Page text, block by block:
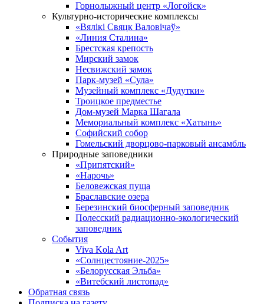
Горнолыжный центр «Логойск»
Культурно-исторические комплексы
«Вялікі Свяцк Валовічаў»
«Линия Сталина»
Брестская крепость
Мирский замок
Несвижский замок
Парк-музей «Сула»
Музейный комплекс «Дудутки»
Троицкое предместье
Дом-музей Марка Шагала
Мемориальный комплекс «Хатынь»
Софийский собор
Гомельский дворцово-парковый ансамбль
Природные заповедники
«Припятский»
«Нарочь»
Беловежская пуща
Браславские озера
Березинский биосферный заповедник
Полесский радиационно-экологический
заповедник
События
Viva Kola Art
«Солнцестояние-2025»
«Белорусская Эльба»
«Витебский листопад»
Обратная связь